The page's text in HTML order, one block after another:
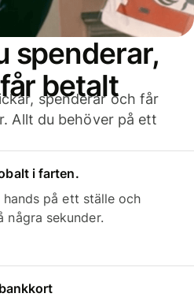
spenderar,
betalt
spenderar och får
Allt du behöver på ett
i farten.
på ett ställe och
några sekunder.